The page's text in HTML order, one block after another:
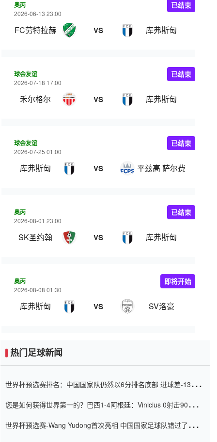
奥丙
2026-06-13 23:00
FC劳特拉赫 VS 库弗斯甸
已结束
球会友谊
2026-07-18 17:00
禾尔格尔 VS 库弗斯甸
已结束
球会友谊
2026-07-25 01:00
库弗斯甸 VS 平兹高 萨尔费尔登
已结束
奥丙
2026-08-01 23:00
SK圣约翰 VS 库弗斯甸
已结束
奥丙
2026-08-08 01:30
库弗斯甸 VS SV洛豪
即将开始
热门足球新闻
世界杯预选赛排名：中国国家队仍然以6分排名底部 进球差-13令人
您是如何获得世界第一的？巴西1-4阿根廷：Vinicius 0射击90分钟
世界杯预选赛-Wang Yudong首次亮相 中国国家足球队错过了世界